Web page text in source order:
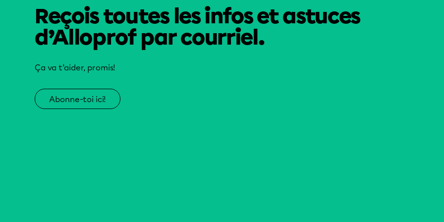
Reçois toutes les infos et astuces
d’Alloprof par courriel.
Ça va t’aider, promis!
Abonne-toi ici!